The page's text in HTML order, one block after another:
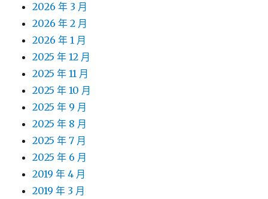
2026 年 3 月
2026 年 2 月
2026 年 1 月
2025 年 12 月
2025 年 11 月
2025 年 10 月
2025 年 9 月
2025 年 8 月
2025 年 7 月
2025 年 6 月
2019 年 4 月
2019 年 3 月